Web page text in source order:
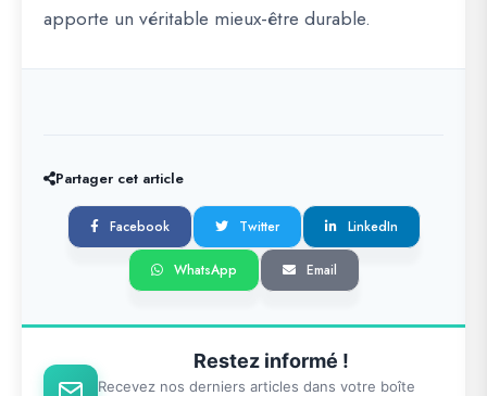
apporte un véritable mieux-être durable.
Partager cet article
Facebook Twitter LinkedIn
WhatsApp Email
Restez informé !
Recevez nos derniers articles dans votre boîte